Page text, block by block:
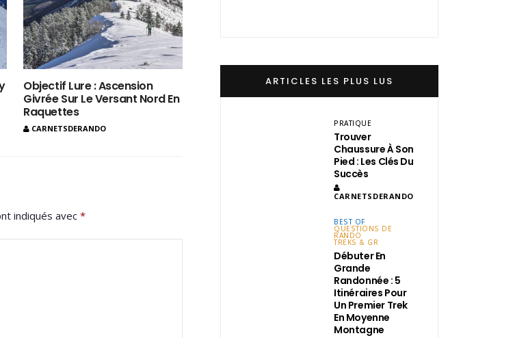
Objectif Lure : Ascension
Givrée Sur Le Versant Nord En
Raquettes
CARNETSDERANDO
indiqués avec*
ARTICLES LES PLUS LUS
PRATIQUE
Trouver
Chaussure À Son
Pied : Les Clés Du
Succès
CARNETSDERANDO
BEST OF
QUESTIONS DE
RANDO
TREKS & GR
Débuter En
Grande
Randonnée : 5
Itinéraires Pour
Un Premier Trek
En Moyenne
Montagne